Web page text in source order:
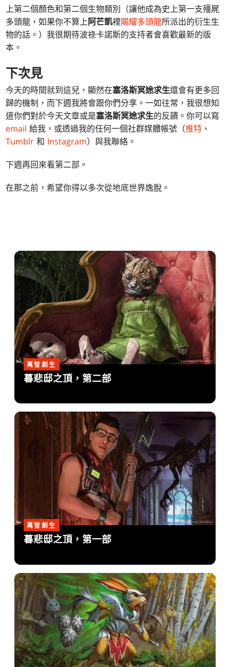
上第二個顏色和第二個生物類別（讓他成為史上第一支殭屍
多頭龍，如果你不算上阿芒凱裡賜耀多頭龍所派出的衍生生
物的話。）我很期待波祿卡諾斯的支持者會喜歡最新的版
本。
下次見
今天的時間就到這兒，顯然在塞洛斯冥途求生還會有更多回
歸的機制，而下週我將會跟你們分享。一如往常，我很想知
道你們對於今天文章或是塞洛斯冥途求生的反饋。你可以寫
email給我，或透過我的任何一個社群媒體帳號（推特 、
Tumblr 和 Instagram）與我聯絡。
下週再回來看第二部。
在那之前，希望你得以多次從地底世界逸脫。
萬智創生
暮悲邸之頂，第二部
萬智創生
暮悲邸之頂，第一部